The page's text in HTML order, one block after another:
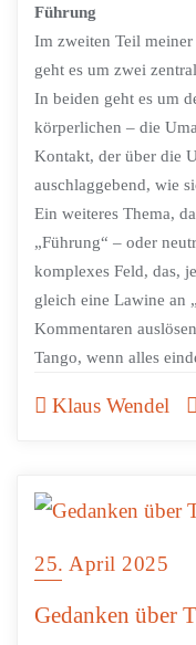
Führung
Im zweiten Teil
geht es um zwei
In beiden geht es um
körperlichen – die
Kontakt, der über die
auschlaggebend, wie
Ein weiteres Thema,
„Führung“ – oder
komplexes Feld, das,
gleich eine Lawine an
Kommentaren
Tango, wenn alles
Klaus Wendel
25. April 2025
Gedanken über